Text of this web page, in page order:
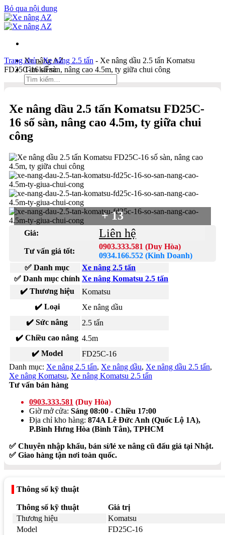
Bỏ qua nội dung
Xe nâng AZ
Tìm kiếm:
Duy Hòa
0903 333 581
Kinh Doanh
0934 166 552
Bản đồ
Liên hệ
Tìm kiếm:
Trang chủ-Xe nâng 2.5 tấn - Xe nâng dầu 2.5 tấn Komatsu
FD25C-16 số sàn, nâng cao 4.5m, ty giữa chui công
Xe nâng dầu 2.5 tấn Komatsu FD25C-
16 số sàn, nâng cao 4.5m, ty giữa chui
công
+ 13
Giá: Liên hệ
Tư vấn giá tốt:
0903.333.581 (Duy Hòa)
0934.166.552 (Kinh Doanh)
✅ Danh mục
Xe nâng 2.5 tấn
✅ Danh mục chính Xe nâng Komatsu 2.5 tấn
✔️ Thương hiệu
Komatsu
✔️ Loại
Xe nâng dầu
✔️ Sức nâng
2.5 tấn
✔️ Chiều cao nâng 4.5m
✔️ Model
FD25C-16
Danh mục: Xe nâng 2.5 tấn, Xe nâng dầu, Xe nâng dầu 2.5 tấn,
Xe nâng Komatsu, Xe nâng Komatsu 2.5 tấn
Tư vấn bán hàng
0903.333.581 (Duy Hòa)
Giờ mở cửa: Sáng 08:00 - Chiều 17:00
Địa chỉ kho hàng: 874A Lê Đức Anh (Quốc Lộ 1A),
P.Bình Hưng Hòa (Bình Tân), TPHCM
✅ Chuyên nhập khẩu, bán sỉ/lẻ xe nâng cũ đấu giá tại Nhật.
✅ Giao hàng tận nơi toàn quốc.
Thông số kỹ thuật
Thông số kỹ thuật
Giá trị
Thương hiệu
Komatsu
Model
FD25C-16